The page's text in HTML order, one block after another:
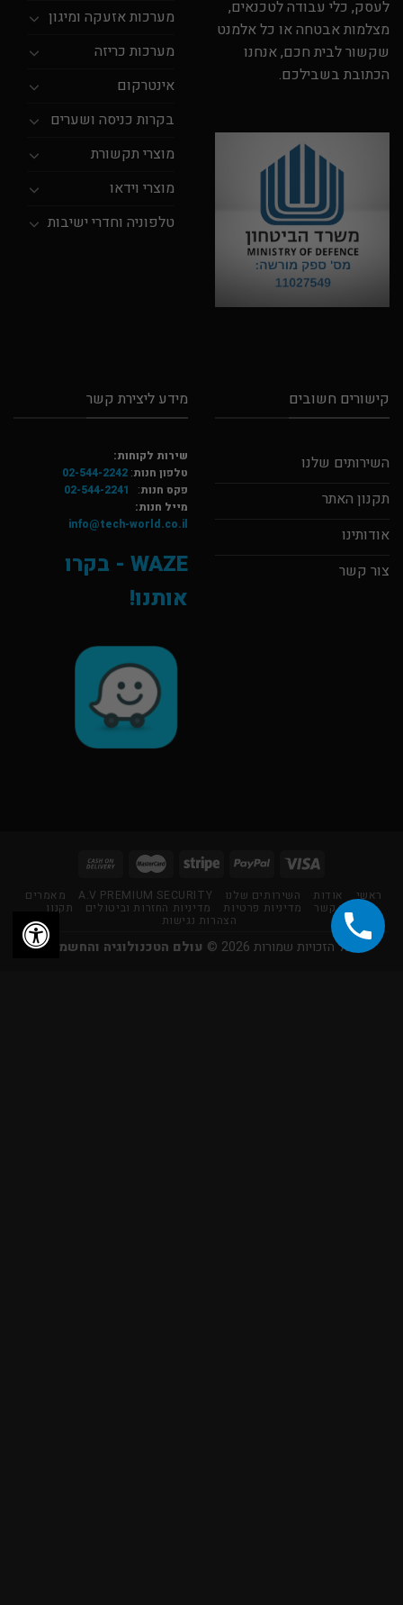
לעסק, כלי עבודה לטכנאים,
מצלמות אבטחה או כל אלמנט
שקשור לבית חכם, אנחנו
הכתובת בשבילכם.
מערכות אזעקה ומיגון
מערכות כריזה
אינטרקום
בקרות כניסה ושערים
מוצרי תקשורת
מוצרי וידאו
טלפוניה וחדרי ישיבות
קישורים חשובים
השירותים שלנו
תקנון האתר
אודותינו
צור קשר
מידע ליצירת קשר
שירות לקוחות:
טלפון חנות:
02-544-2242
פקס חנות:
02-544-2241
מייל חנות:
info@tech-world.co.il
WAZE - בקרו
אותנו!
ראשי אודות השירותים שלנו A.V PREMIUM SECURITY מאמרים
צור קשר מדיניות פרטיות מדיניות החזרות וביטולים תקנון
הצהרות נגישות
כל הזכויות שמורות 2026 © עולם הטכנולוגיה והחשמל